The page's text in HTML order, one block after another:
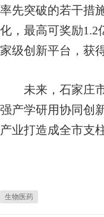
率先突破的若干措
化，最高可奖励1.2
家级创新平台，获
未来，石家庄市
强产学研用协同创
产业打造成全市支
生物医药